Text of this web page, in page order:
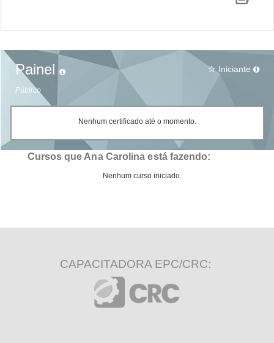
Painel
Público
star_border Iniciante
Nenhum certificado até o momento.
Cursos que Ana Carolina está fazendo:
Nenhum curso iniciado.
CAPACITADORA EPC/CRC: